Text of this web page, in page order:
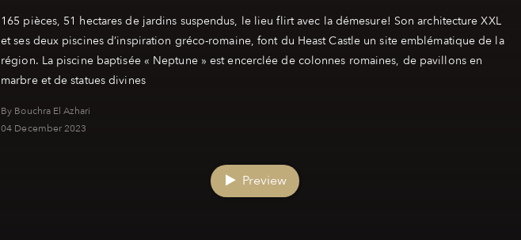
165 pièces, 51 hectares de jardins suspendus, le lieu flirt avec la démesure! Son architecture XXL
et ses deux piscines d’inspiration gréco-romaine, font du Heast Castle un site emblématique de la
région. La piscine baptisée « Neptune » est encerclée de colonnes romaines, de pavillons en
marbre et de statues divines
By Bouchra El Azhari
04 December 2023
Preview